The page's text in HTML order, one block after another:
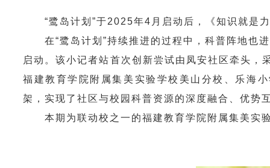
“鹭岛计划”于2025年4月启动后，《知识就是
在“鹭岛计划”持续推进的过程中，科普阵地也
启动。该小记者站首次创新尝试由凤安社区牵头，
福建教育学院附属集美实验学校美山分校、乐海
架，实现了社区与校园科普资源的深度融合、优势
本期为联动校之一的福建教育学院附属集美实